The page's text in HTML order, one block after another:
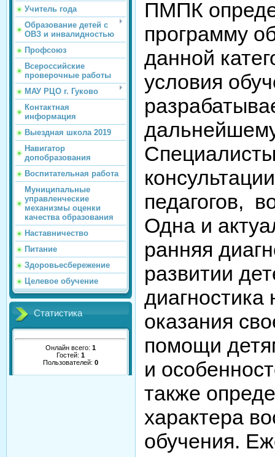
Учитель года
Образование детей с
ОВЗ и инвалидностью
Профсоюз
Всероссийские
проверочные работы
МАУ РЦО г. Гуково
Контактная
информация
Выездная школа 2019
Навигатор
допобразования
Воспитательная работа
Муниципальные
управленческие
механизмы оценки
качества образования
Наставничество
Питание
Здоровьесбережение
Целевое обучение
Статистика
Онлайн всего: 1
Гостей: 1
Пользователей: 0
ПМПК
программу
данной
условия
педагогов,
Одна и
ранняя
развитии
оказания
помощи
и
также
характера
обучения.